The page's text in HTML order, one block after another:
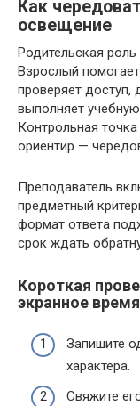
Как
освещение
Родительская
Взрослый
проверяет доступ,
выполняет
Контрольная
ориентир —
Преподаватель
предметный
формат ответа
срок ждать
Короткая
экранное время
Запишите
характера.
Свяжите